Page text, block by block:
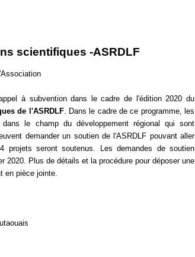
scientifiques -ASRDLF
à subvention dans le cadre de l'édition 2020 du
de l'ASRDLF. Dans le cadre de ce programme, les
dans le champ du développement régional qui sont
demander un soutien de l'ASRDLF pouvant aller
projets seront soutenus. Les demandes de soutien
2020. Plus de détails et la procédure pour déposer une
en pièce jointe.